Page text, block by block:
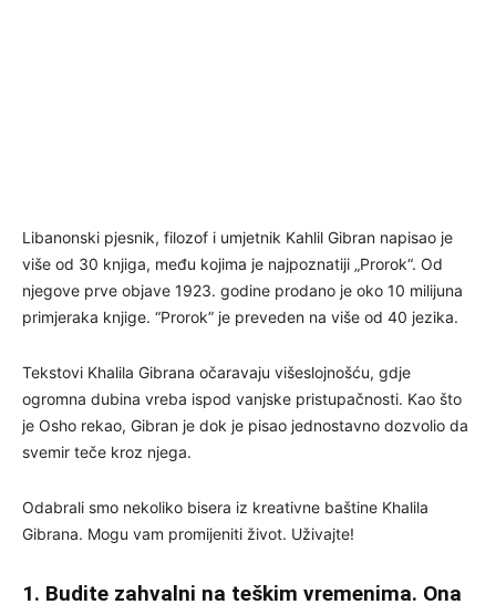
Libanonski pjesnik, filozof i umjetnik Kahlil Gibran napisao je
više od 30 knjiga, među kojima je najpoznatiji „Prorok“. Od
njegove prve objave 1923. godine prodano je oko 10 milijuna
primjeraka knjige. “Prorok” je preveden na više od 40 jezika.
Tekstovi Khalila Gibrana očaravaju višeslojnošću, gdje
ogromna dubina vreba ispod vanjske pristupačnosti. Kao što
je Osho rekao, Gibran je dok je pisao jednostavno dozvolio da
svemir teče kroz njega.
Odabrali smo nekoliko bisera iz kreativne baštine Khalila
Gibrana. Mogu vam promijeniti život. Uživajte!
1. Budite zahvalni na teškim vremenima. Ona